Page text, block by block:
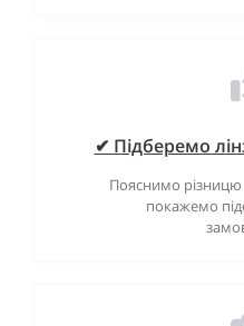
✔ Підберемо
Пояснимо різницю
покажемо